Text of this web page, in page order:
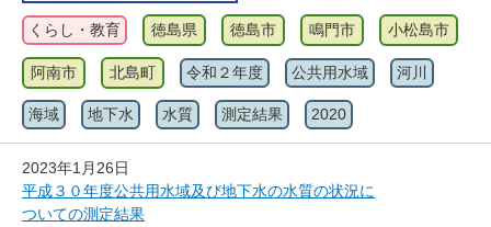
くらし・教育 徳島県 徳島市 鳴門市 小松島市
阿南市 北島町 令和２年度 公共用水域 河川
海域 地下水 水質 測定結果 2020
2023年1月26日
平成３０年度公共用水域及び地下水の水質の状況に
ついての測定結果